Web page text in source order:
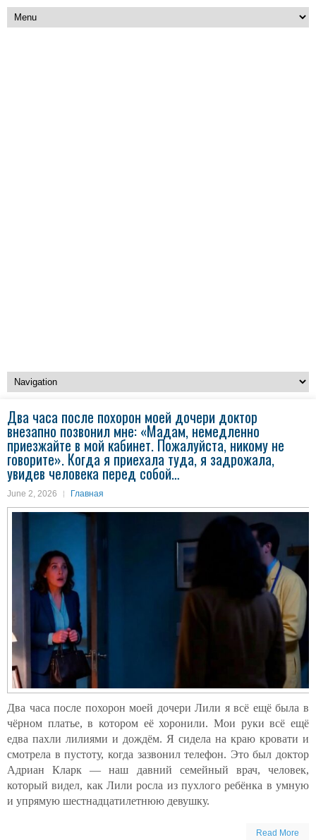
Два часа после похорон моей дочери доктор
внезапно позвонил мне: «Мадам, немедленно
приезжайте в мой кабинет. Пожалуйста, никому не
говорите». Когда я приехала туда, я задрожала,
увидев человека перед собой…
June 2, 2026 Главная
Два часа после похорон моей дочери Лили я всё ещё была в
чёрном платье, в котором её хоронили. Мои руки всё ещё
едва пахли лилиями и дождём. Я сидела на краю кровати и
смотрела в пустоту, когда зазвонил телефон. Это был доктор
Адриан Кларк — наш давний семейный врач, человек,
который видел, как Лили росла из пухлого ребёнка в умную
и упрямую шестнадцатилетнюю девушку.
Read More